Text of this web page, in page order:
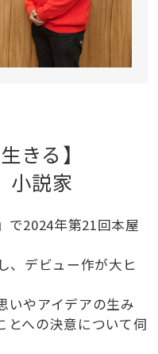
きる】
説家
2024年第21回本屋
、デビュー作が大ヒ
いやアイデアの生み
とへの決意について伺